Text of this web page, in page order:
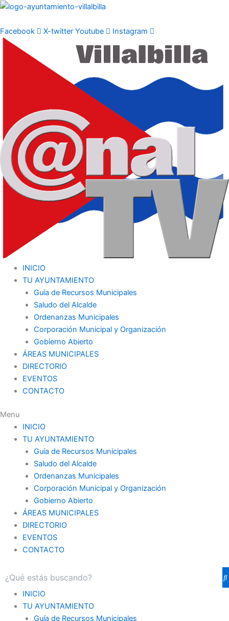
Ir
contenido
Facebook X-twitter Youtube Instagram
INICIO
TU AYUNTAMIENTO
Guía de Recursos Municipales
Saludo del Alcalde
Ordenanzas Municipales
Corporación Municipal y Organización
Gobierno Abierto
ÁREAS MUNICIPALES
DIRECTORIO
EVENTOS
CONTACTO
Menu
INICIO
TU AYUNTAMIENTO
Guía de Recursos Municipales
Saludo del Alcalde
Ordenanzas Municipales
Corporación Municipal y Organización
Gobierno Abierto
ÁREAS MUNICIPALES
DIRECTORIO
EVENTOS
CONTACTO
INICIO
TU AYUNTAMIENTO
Guía de Recursos Municipales